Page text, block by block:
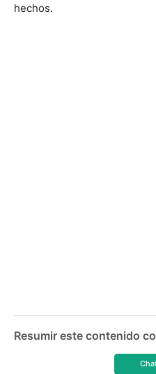
hechos.
Resumir este contenido